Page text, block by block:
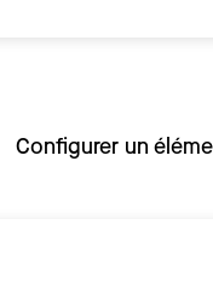
Configurer un